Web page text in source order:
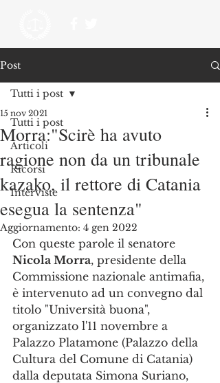
Post
Tutti i post
Articoli
Ricorsi
Interviste
Tutti i post
Morra:"Scirè ha avuto
ragione non da un tribunale
kazako, il rettore di Catania
esegua la sentenza"
15 nov 2021
Aggiornamento: 4 gen 2022
Con queste parole il senatore
Nicola Morra, presidente della
Commissione nazionale antimafia,
è intervenuto ad un convegno dal
titolo "Università buona",
organizzato l'11 novembre a
Palazzo Platamone (Palazzo della
Cultura del Comune di Catania)
dalla deputata Simona Suriano,